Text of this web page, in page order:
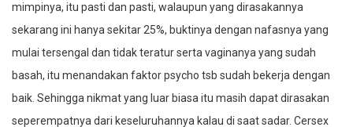
mimpinya, itu pasti dan pasti, walaupun yang dirasakannya
sekarang ini hanya sekitar 25%, buktinya dengan nafasnya yang
mulai tersengal dan tidak teratur serta vaginanya yang sudah
basah, itu menandakan faktor psycho tsb sudah bekerja dengan
baik. Sehingga nikmat yang luar biasa itu masih dapat dirasakan
seperempatnya dari keseluruhannya kalau di saat sadar. Cersex